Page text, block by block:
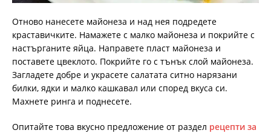
Отново нанесете майонеза и над нея подредете
краставичките. Намажете с малко майонеза и покрийте с
настърганите яйца. Направете пласт майонеза и
поставете цвеклото. Покрийте го с тънък слой майонеза.
Загладете добре и украсете салатата ситно нарязани
билки, ядки и малко кашкавал или според вкуса си.
Махнете ринга и поднесете.
Опитайте това вкусно предложение от раздел рецепти за